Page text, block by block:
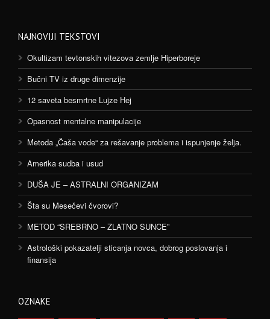
NAJNOVIJI TEKSTOVI
Okultizam tevtonskih vitezova zemlje Hiperboreje
Bučni TV iz druge dimenzije
12 saveta besmrtne Lujze Hej
Opasnost mentalne manipulacije
Metoda „Čaša vode“ za rešavanje problema i ispunjenje želja.
Amerika sudba i usud
DUŠA JE – ASTRALNI ORGANIZAM
Šta su Mesečevi čvorovi?
METOD “SREBRNO – ZLATNO SUNCE”
Astrološki pokazatelji sticanja novca, dobrog poslovanja i
finansija
OZNAKE